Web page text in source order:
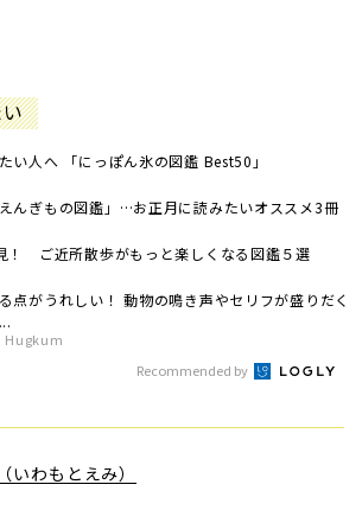
い人へ 「にっぽん氷の図鑑 Best50」
えんぎもの図鑑」…お正月に読みたいオススメ3冊
！ ご近所散歩がもっと楽しくなる図鑑５選
点がうれしい！ 動物の鳴き声やセリフが盛りだく
Hugkum
Recommended by
いわもとえみ）